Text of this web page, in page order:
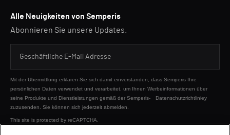
Alle Neuigkeiten von Semperis
Abonnieren Sie unsere Updates.
Mit der Übermittlung erklären Sie sich damit einverstanden, dass Semperis Ihre
persönlichen Daten verwendet und verarbeitet, um Ihnen Werbeinformationen über
seine Produkte und Dienstleistungen gemäß der Semperis-
Datenschutzrichtliniey
zuzusenden. Sie können sich jederzeit abmelden.
This site is protected by reCAPTCHA.